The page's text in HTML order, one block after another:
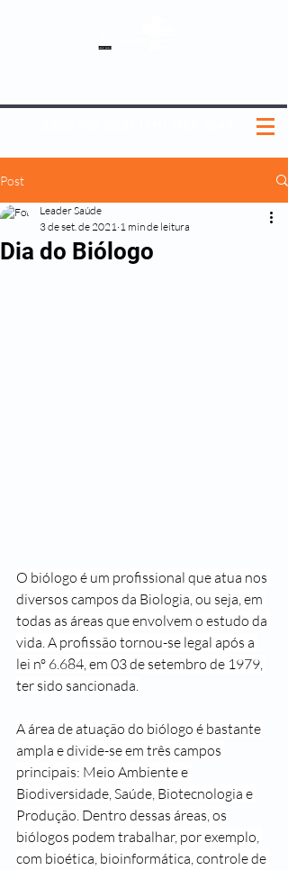
Post
Dia do Biólogo
Leader Saúde
3 de set. de 2021 1 min de leitura
O biólogo é um profissional que atua nos
diversos campos da Biologia, ou seja, em
todas as áreas que envolvem o estudo da
vida. A profissão tornou-se legal após a
lei nº 6.684, em 03 de setembro de 1979,
ter sido sancionada.
A área de atuação do biólogo é bastante
ampla e divide-se em três campos
principais: Meio Ambiente e
Biodiversidade, Saúde, Biotecnologia e
Produção. Dentro dessas áreas, os
biólogos podem trabalhar, por exemplo,
com bioética, bioinformática, controle de